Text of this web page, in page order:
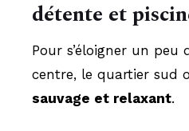
détente et
Pour s’éloigner un peu
centre, le quartier sud
sauvage et relaxant.